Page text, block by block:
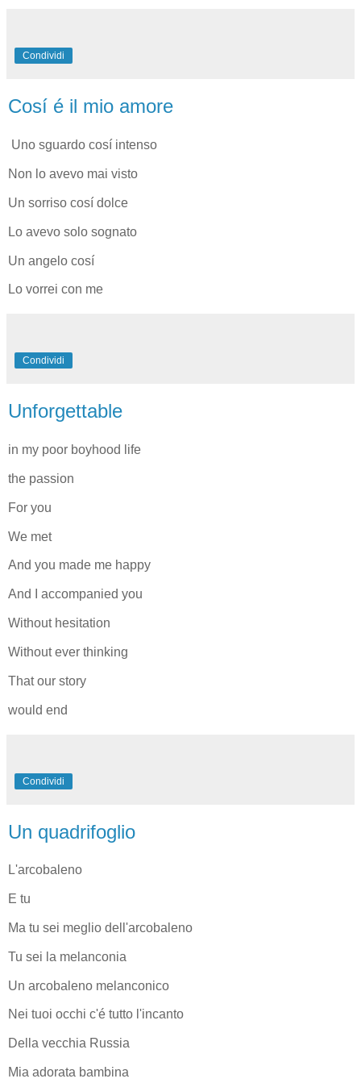
Condividi
Cosí é il mio amore
Uno sguardo cosí intenso
Non lo avevo mai visto
Un sorriso cosí dolce
Lo avevo solo sognato
Un angelo cosí
Lo vorrei con me
Condividi
Unforgettable
in my poor boyhood life
the passion
For you
We met
And you made me happy
And I accompanied you
Without hesitation
Without ever thinking
That our story
would end
Condividi
Un quadrifoglio
L'arcobaleno
E tu
Ma tu sei meglio dell'arcobaleno
Tu sei la melanconia
Un arcobaleno melanconico
Nei tuoi occhi c'é tutto l'incanto
Della vecchia Russia
Mia adorata bambina